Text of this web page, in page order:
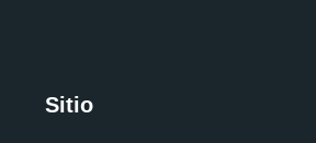
Sitio